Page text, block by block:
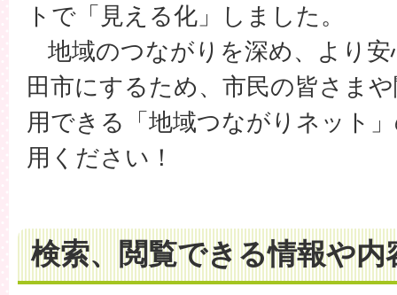
トで「見える化」しました。
地域のつながりを深め、より
田市にするため、市民の皆さま
用できる「地域つながりネット
用ください！
検索、閲覧できる情報や内